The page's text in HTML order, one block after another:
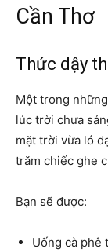
Cần Thơ
Thức dậy
Một trong
lúc trời chưa
mặt trời vừa ló
trăm chiếc ghe
Bạn sẽ được:
Uống cà phê